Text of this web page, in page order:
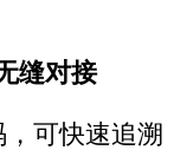
缝对接
可快速追溯